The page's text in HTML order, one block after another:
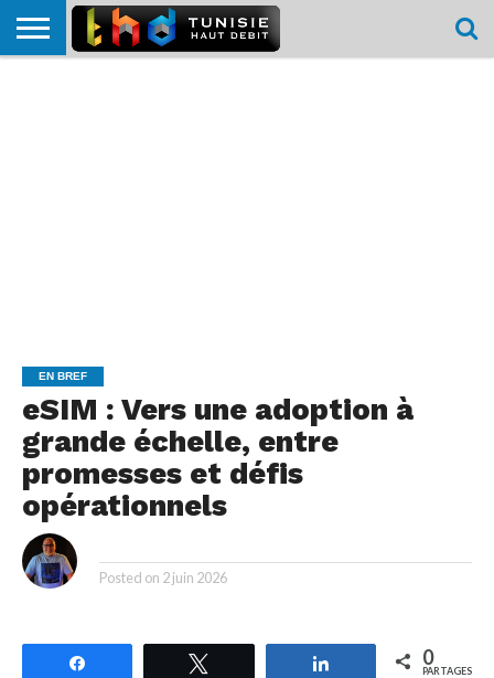
EN BREF
eSIM : Vers une adoption à
grande échelle, entre
promesses et défis
opérationnels
Posted on 2 juin 2026
Partagez 0
PARTAGES